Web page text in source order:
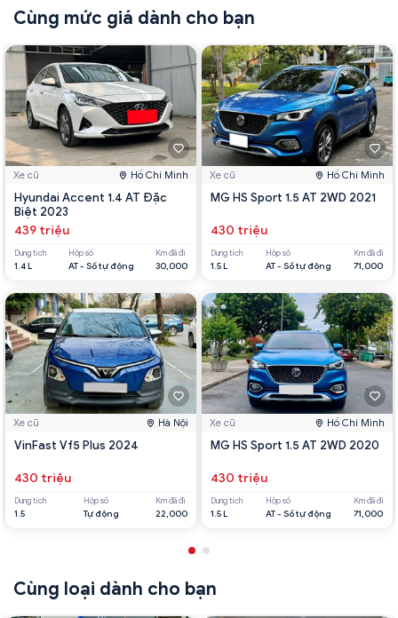
Cùng mức giá dành cho bạn
Xe cũ Hồ Chí Minh
Hyundai Accent 1.4 AT Đặc
Biệt 2023
439 triệu
Dung tích
1.4 L
Hộp số
AT - Số tự động
Km đã đi
30,000
Xe cũ Hà Nội
VinFast Vf5 Plus 2024
430 triệu
Dung tích
1.5
Hộp số
Tự động
Km đã đi
22,000
Xe cũ Hồ Chí Minh
MG HS Sport 1.5 AT 2WD 2021
430 triệu
Dung tích
1.5 L
Hộp số
AT - Số tự động
Km đã đi
71,000
Xe cũ Hồ Chí Minh
MG HS Sport 1.5 AT 2WD 2020
430 triệu
Dung tích
1.5 L
Hộp số
AT - Số tự động
Km đã đi
71,000
Cùng loại dành cho bạn